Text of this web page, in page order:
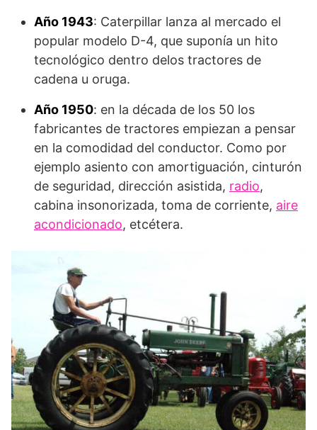
Año 1943: Caterpillar lanza al mercado el
popular modelo D-4, que suponía un hito
tecnológico dentro delos tractores de
cadena u oruga.
Año 1950: en la década de los 50 los
fabricantes de tractores empiezan a pensar
en la comodidad del conductor. Como por
ejemplo asiento con amortiguación, cinturón
de seguridad, dirección asistida, radio,
cabina insonorizada, toma de corriente, aire
acondicionado, etcétera.